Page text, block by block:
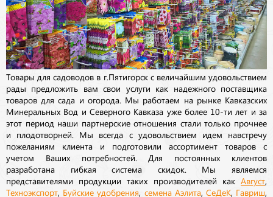
Товары для садоводов в г.Пятигорск с величайшим удовольствием
рады предложить вам свои услуги как надежного поставщика
товаров для сада и огорода. Мы работаем на рынке Кавказских
Минеральных Вод и Северного Кавказа уже более 10-ти лет и за
этот период наши партнерские отношения стали только прочнее
и плодотворней. Мы всегда с удовольствием идем навстречу
пожеланиям клиента и подготовили ассортимент товаров с
учетом Ваших потребностей. Для постоянных клиентов
разработана гибкая система скидок. Мы являемся
представителями продукции таких производителей как Август
Техноэкспорт Буйские удобрения семена Аэлита, СеДеК Гавриш